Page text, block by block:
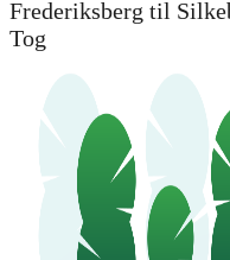
Frederiksberg til
Tog